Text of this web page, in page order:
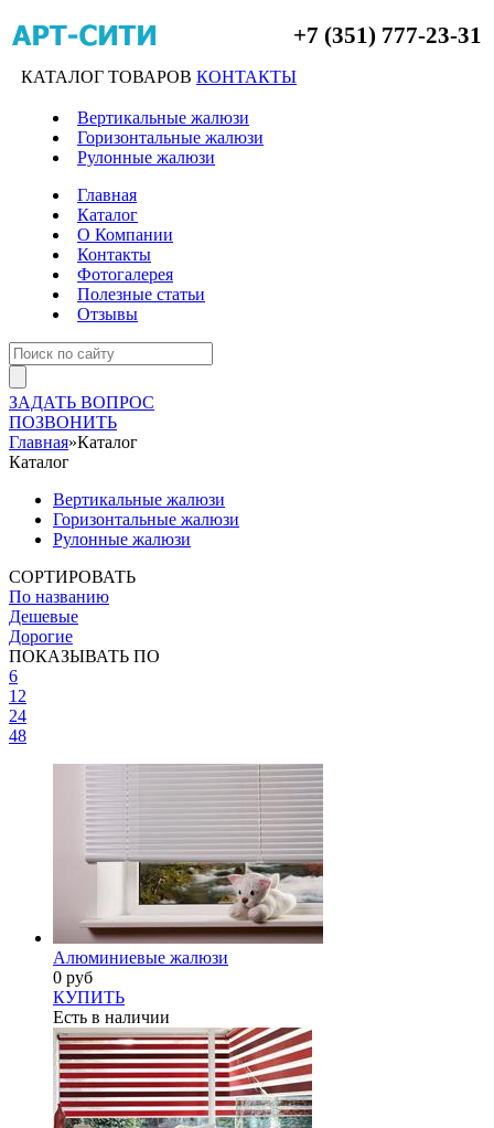
+7 (351) 777-23-31
КАТАЛОГ ТОВАРОВ КОНТАКТЫ
Вертикальные жалюзи
Горизонтальные жалюзи
Рулонные жалюзи
Главная
Каталог
О Компании
Контакты
Фотогалерея
Полезные статьи
Отзывы
ЗАДАТЬ ВОПРОС
ПОЗВОНИТЬ
Главная»Каталог
Каталог
Вертикальные жалюзи
Горизонтальные жалюзи
Рулонные жалюзи
СОРТИРОВАТЬ
По названию
Дешевые
Дорогие
ПОКАЗЫВАТЬ ПО
6
12
24
48
Алюминиевые жалюзи
0 руб
КУПИТЬ
Есть в наличии